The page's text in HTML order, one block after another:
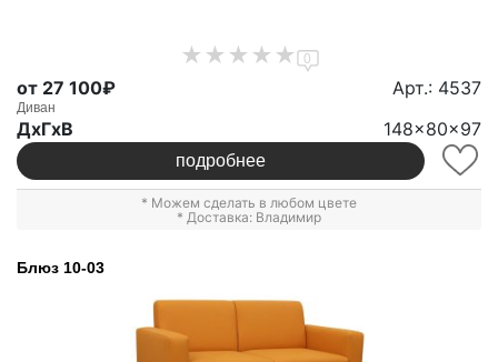
0
от 27 100₽ Арт.: 4537
Диван
ДxГxВ 148x80x97
подробнее
* Можем сделать в любом цвете
* Доставка: Владимир
Блюз 10-03